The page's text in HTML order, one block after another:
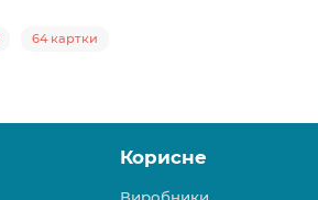
64 картки
Корисне